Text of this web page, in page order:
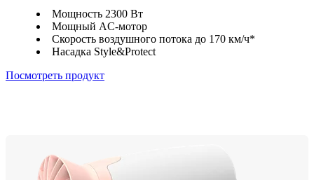
Мощность 2300 Вт
Мощный AC-мотор
Скорость воздушного потока до 170 км/ч*
Насадка Style&Protect
Посмотреть продукт